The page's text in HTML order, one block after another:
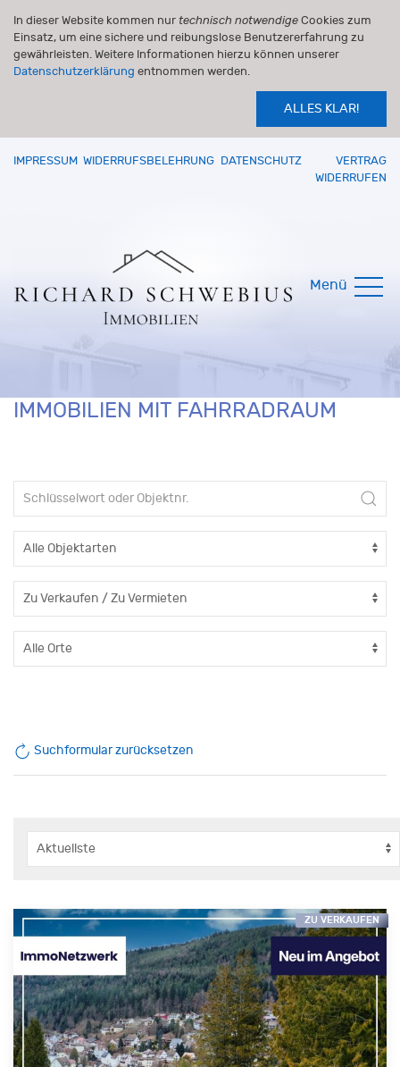
In dieser Website kommen nur technisch notwendige Cookies zum
Einsatz, um eine sichere und reibungslose Benutzererfahrung zu
gewährleisten. Weitere Informationen hierzu können unserer
Datenschutzerklärung entnommen werden.
ALLES KLAR!
IMPRESSUM WIDERRUFSBELEHRUNG DATENSCHUTZ
VERTRAG
WIDERRUFEN
Menü
IMMOBILIEN MIT FAHRRADRAUM
Suchformular zurücksetzen
ZU VERKAUFEN